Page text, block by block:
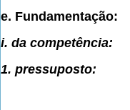
e. Fundamentação:
i. da competência:
1. pressuposto: